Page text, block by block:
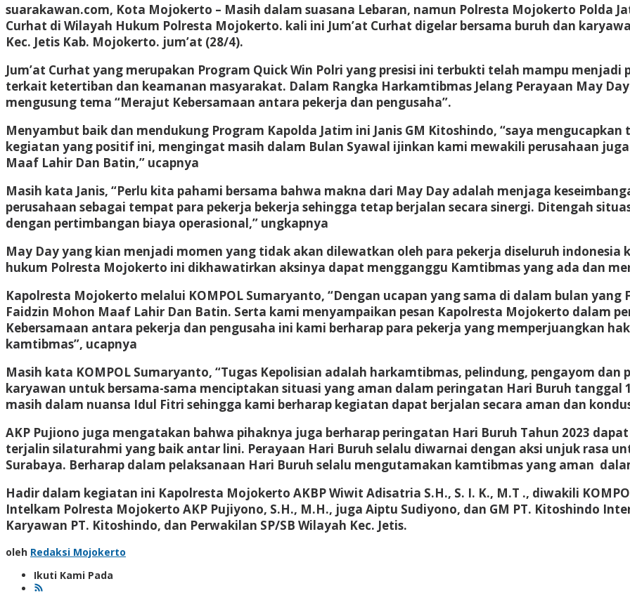
suarakawan.com, Kota Mojokerto – Masih dalam suasana Lebaran, namun Polresta Mojokerto Polda
Curhat di Wilayah Hukum Polresta Mojokerto. kali ini Jum’at Curhat digelar bersama buruh dan
Kec. Jetis Kab. Mojokerto. jum’at (28/4).
Jum’at Curhat yang merupakan Program Quick Win Polri yang presisi ini terbukti telah mampu
terkait ketertiban dan keamanan masyarakat. Dalam Rangka Harkamtibmas Jelang Perayaan May
mengusung tema “Merajut Kebersamaan antara pekerja dan pengusaha”.
Menyambut baik dan mendukung Program Kapolda Jatim ini Janis GM Kitoshindo, “saya
kegiatan yang positif ini, mengingat masih dalam Bulan Syawal ijinkan kami mewakili perusahaan
Maaf Lahir Dan Batin,” ucapnya
Masih kata Janis, “Perlu kita pahami bersama bahwa makna dari May Day adalah menjaga
perusahaan sebagai tempat para pekerja bekerja sehingga tetap berjalan secara sinergi. Ditengah
dengan pertimbangan biaya operasional,” ungkapnya
May Day yang kian menjadi momen yang tidak akan dilewatkan oleh para pekerja diseluruh indonesia
hukum Polresta Mojokerto ini dikhawatirkan aksinya dapat mengganggu Kamtibmas yang ada dan
Kapolresta Mojokerto melalui KOMPOL Sumaryanto, “Dengan ucapan yang sama di dalam bulan
Faidzin Mohon Maaf Lahir Dan Batin. Serta kami menyampaikan pesan Kapolresta Mojokerto dalam
Kebersamaan antara pekerja dan pengusaha ini kami berharap para pekerja yang memperjuangkan
kamtibmas”, ucapnya
Masih kata KOMPOL Sumaryanto, “Tugas Kepolisian adalah harkamtibmas, pelindung, pengayom
karyawan untuk bersama-sama menciptakan situasi yang aman dalam peringatan Hari Buruh tanggal
masih dalam nuansa Idul Fitri sehingga kami berharap kegiatan dapat berjalan secara aman dan
AKP Pujiono juga mengatakan bahwa pihaknya juga berharap peringatan Hari Buruh Tahun 2023
terjalin silaturahmi yang baik antar lini. Perayaan Hari Buruh selalu diwarnai dengan aksi unjuk rasa
Surabaya. Berharap dalam pelaksanaan Hari Buruh selalu mengutamakan kamtibmas yang aman
Hadir dalam kegiatan ini Kapolresta Mojokerto AKBP Wiwit Adisatria S.H., S. I. K., M.T ., diwakili
Intelkam Polresta Mojokerto AKP Pujiyono, S.H., M.H., juga Aiptu Sudiyono, dan GM PT. Kitoshindo
Karyawan PT. Kitoshindo, dan Perwakilan SP/SB Wilayah Kec. Jetis.
oleh Redaksi Mojokerto
Ikuti Kami Pada